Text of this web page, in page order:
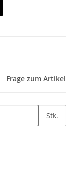
Frage zum Artikel
Stk.